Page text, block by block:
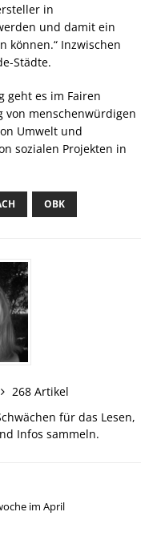
in
und damit ein
können.“ Inzwischen
Städte.
geht es im Fairen
von menschenwürdigen
Umwelt und
sozialen Projekten in
OBK
268 Artikel
für das Lesen,
Infos sammeln.
im April